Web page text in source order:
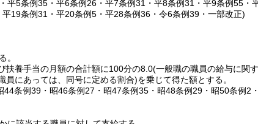
平5条例35・平6条例26・平7条例31・平8条例31・平9条例55・
19条例31・平20条例5・平28条例36・令6条例39・一部改正)
。
扶養手当の月額の合計額に100分の8.0(一般職の職員の給与に関
員にあっては、同号に定める割合)を乗じて得た額とする。
条例39・昭46条例27・昭47条例35・昭48条例29・昭50条例2